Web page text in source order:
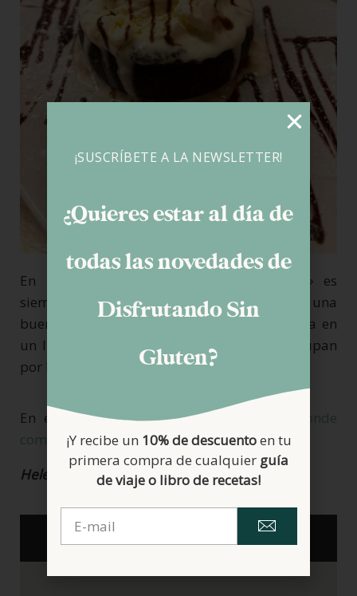
En resumen, «La Mudita Studio Burguer»es
siempre una buena opción para disfrutar de una
buena hamburguesa sin gluten en Pamplona en
un lugar donde están formados y se preocupan
por los celíacos.
En este post dejo muchos más lugares
donde
comer sin gluten en Pamplona.
Helena
¡SUSCRÍBETE A LA NEWSLETTER!
¿Quieres estar al día de
todas las novedades de
Disfrutando Sin
Gluten?
¡Y recibe un 10% de descuentoen tu
primera compra de cualquier guía
de viaje o libro de recetas!